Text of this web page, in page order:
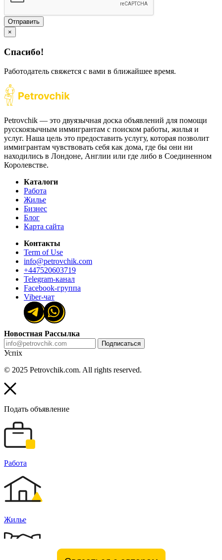
Отправить
×
Спасибо!
Работодатель свяжется с вами в ближайшее время.
Petrovchik — это двуязычная доска объявлений для помощи
русскоязычным иммигрантам с поиском работы, жилья и
услуг. Наша цель это предоставить услугу, которая позволит
иммигрантам чувствовать себя как дома, где бы они ни
находились в Лондоне, Англии или где либо в Соединенном
Королевстве.
Каталоги
Работа
Жилье
Бизнес
Блог
Карта сайта
Контакты
Term of Use
info@petrovchik.com
+447520603719
Telegram-канал
Facebook-группа
Viber-чат
Новостная Рассылка
Подписаться
Успіх
© 2025 Petrovchik.com. All rights reserved.
Подать объявление
Работа
Жилье